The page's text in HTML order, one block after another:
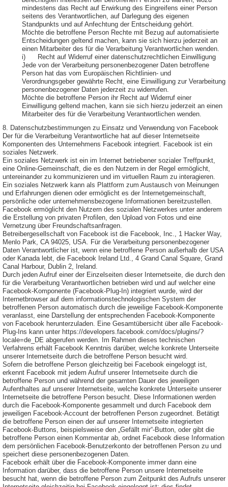
mindestens das Recht auf Erwirkung des Eingreifens einer Person
seitens des Verantwortlichen, auf Darlegung des eigenen
Standpunkts und auf Anfechtung der Entscheidung gehört.
Möchte die betroffene Person Rechte mit Bezug auf automatisierte
Entscheidungen geltend machen, kann sie sich hierzu jederzeit an
einen Mitarbeiter des für die Verarbeitung Verantwortlichen wenden.
i) Recht auf Widerruf einer datenschutzrechtlichen Einwilligung
Jede von der Verarbeitung personenbezogener Daten betroffene
Person hat das vom Europäischen Richtlinien- und
Verordnungsgeber gewährte Recht, eine Einwilligung zur Verarbeitung
personenbezogener Daten jederzeit zu widerrufen.
Möchte die betroffene Person ihr Recht auf Widerruf einer
Einwilligung geltend machen, kann sie sich hierzu jederzeit an einen
Mitarbeiter des für die Verarbeitung Verantwortlichen wenden.
8. Datenschutzbestimmungen zu Einsatz und Verwendung von Facebook
Der für die Verarbeitung Verantwortliche hat auf dieser Internetseite
Komponenten des Unternehmens Facebook integriert. Facebook ist ein
soziales Netzwerk.
Ein soziales Netzwerk ist ein im Internet betriebener sozialer Treffpunkt,
eine Online-Gemeinschaft, die es den Nutzern in der Regel ermöglicht,
untereinander zu kommunizieren und im virtuellen Raum zu interagieren.
Ein soziales Netzwerk kann als Plattform zum Austausch von Meinungen
und Erfahrungen dienen oder ermöglicht es der Internetgemeinschaft,
persönliche oder unternehmensbezogene Informationen bereitzustellen.
Facebook ermöglicht den Nutzern des sozialen Netzwerkes unter anderem
die Erstellung von privaten Profilen, den Upload von Fotos und eine
Vernetzung über Freundschaftsanfragen.
Betreibergesellschaft von Facebook ist die Facebook, Inc., 1 Hacker Way,
Menlo Park, CA 94025, USA. Für die Verarbeitung personenbezogener
Daten Verantwortlicher ist, wenn eine betroffene Person außerhalb der USA
oder Kanada lebt, die Facebook Ireland Ltd., 4 Grand Canal Square, Grand
Canal Harbour, Dublin 2, Ireland.
Durch jeden Aufruf einer der Einzelseiten dieser Internetseite, die durch den
für die Verarbeitung Verantwortlichen betrieben wird und auf welcher eine
Facebook-Komponente (Facebook-Plug-In) integriert wurde, wird der
Internetbrowser auf dem informationstechnologischen System der
betroffenen Person automatisch durch die jeweilige Facebook-Komponente
veranlasst, eine Darstellung der entsprechenden Facebook-Komponente
von Facebook herunterzuladen. Eine Gesamtübersicht über alle Facebook-
Plug-Ins kann unter https://developers.facebook.com/docs/plugins/?
locale=de_DE abgerufen werden. Im Rahmen dieses technischen
Verfahrens erhält Facebook Kenntnis darüber, welche konkrete Unterseite
unserer Internetseite durch die betroffene Person besucht wird.
Sofern die betroffene Person gleichzeitig bei Facebook eingeloggt ist,
erkennt Facebook mit jedem Aufruf unserer Internetseite durch die
betroffene Person und während der gesamten Dauer des jeweiligen
Aufenthaltes auf unserer Internetseite, welche konkrete Unterseite unserer
Internetseite die betroffene Person besucht. Diese Informationen werden
durch die Facebook-Komponente gesammelt und durch Facebook dem
jeweiligen Facebook-Account der betroffenen Person zugeordnet. Betätigt
die betroffene Person einen der auf unserer Internetseite integrierten
Facebook-Buttons, beispielsweise den „Gefällt mir“-Button, oder gibt die
betroffene Person einen Kommentar ab, ordnet Facebook diese Information
dem persönlichen Facebook-Benutzerkonto der betroffenen Person zu und
speichert diese personenbezogenen Daten.
Facebook erhält über die Facebook-Komponente immer dann eine
Information darüber, dass die betroffene Person unsere Internetseite
besucht hat, wenn die betroffene Person zum Zeitpunkt des Aufrufs unserer